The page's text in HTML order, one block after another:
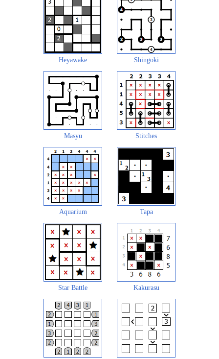
Heyawake Shingoki
Masyu Stitches
Aquarium Tapa
Star Battle Kakurasu